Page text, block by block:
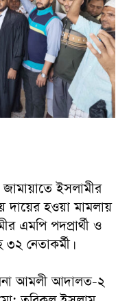
ইসলামীর
দায়ের হওয়া মামলায়
এমপি পদপ্রার্থী ও
নেতাকর্মী।
আমলী আদালত-২